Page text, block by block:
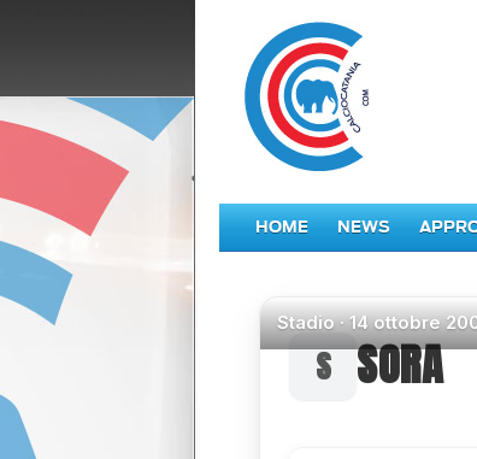
HOME NEWS
Stadio·14 ottobre
SORA